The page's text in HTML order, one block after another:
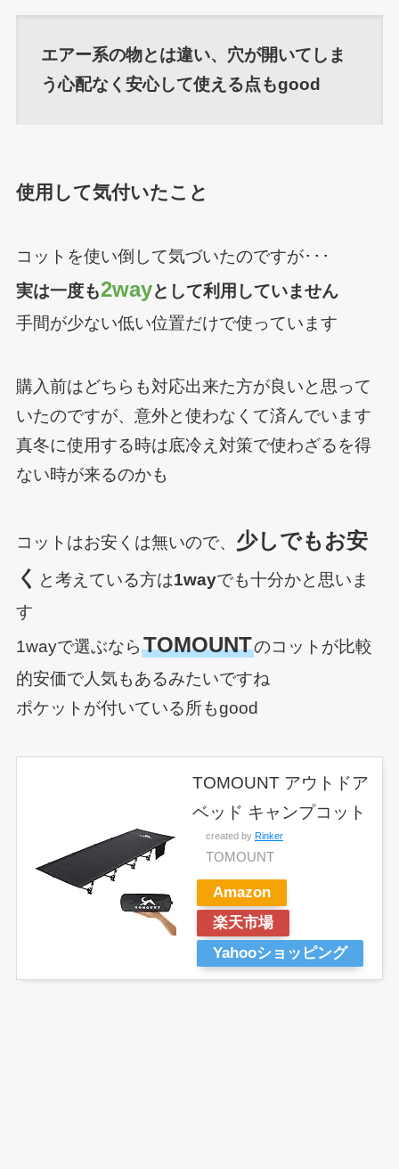
エアー系の物とは違い、穴が開いてしま
う心配なく安心して使える点もgood
使用して気付いたこと
コットを使い倒して気づいたのですが･･･
実は一度も2wayとして利用していません
手間が少ない低い位置だけで使っています
購入前はどちらも対応出来た方が良いと思って
いたのですが、意外と使わなくて済んでいます
真冬に使用する時は底冷え対策で使わざるを得
ない時が来るのかも
コットはお安くは無いので、 少しでもお安
く と考えている方は1wayでも十分かと思いま
す
1wayで選ぶなら TOMOUNTのコットが比較
的安価で人気もあるみたいですね
ポケットが付いている所もgood
TOMOUNT アウトドア
ベッド キャンプコット
created by Rinker
TOMOUNT
Amazon
楽天市場
Yahooショッピング